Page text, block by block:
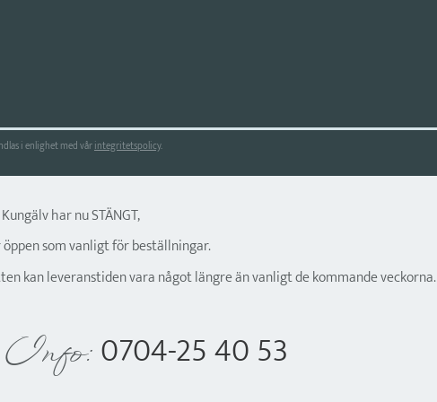
i enlighet med vårintegritetspolicy.
har nu STÄNGT,
som vanligt för beställningar.
kan leveranstiden vara något längre än vanligt de kommande veckorna.
Info: 0704-25 40 53